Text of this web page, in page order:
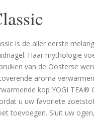
is de aller eerste
Haar mythologie
van de Oosterse
aroma
kop YOGI TEA®
u uw favoriete
toevoegen. Sluit uw